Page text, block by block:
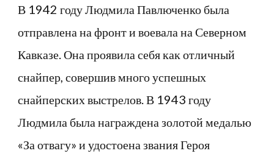
В 1942 году Людмила Павлюченко была
отправлена на фронт и воевала на Северном
Кавказе. Она проявила себя как отличный
снайпер, совершив много успешных
снайперских выстрелов. В 1943 году
Людмила была награждена золотой медалью
«За отвагу» и удостоена звания Героя